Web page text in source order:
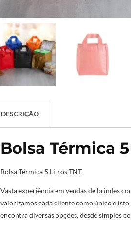
DESCRIÇÃO
Bolsa Térmica
Bolsa Térmica 5 Litros TNT
Vasta experiência em vendas de brindes
valorizamos cada cliente como único e
encontra diversas opções, desde simples